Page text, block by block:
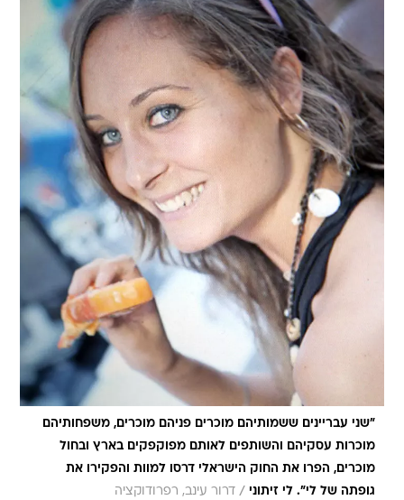
"שני עבריינים ששמותיהם מוכרים פניהם מוכרים, משפחותיהם
מוכרות עסקיהם והשותפים לאותם מפוקפקים בארץ ובחול
מוכרים, הפרו את החוק הישראלי דרסו למוות והפקירו את
גופתה של לי". לי זיתוני / דרור עינב, רפרודוקציה